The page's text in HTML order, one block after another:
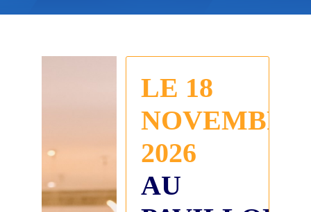
LE 18
NOVEMBRE
2026
AU